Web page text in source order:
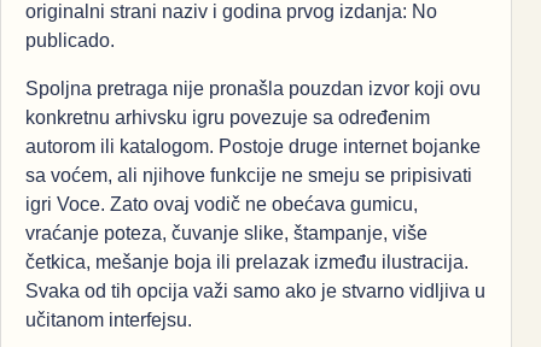
originalni strani naziv i godina prvog izdanja: No
publicado.
Spoljna pretraga nije pronašla pouzdan izvor koji ovu
konkretnu arhivsku igru povezuje sa određenim
autorom ili katalogom. Postoje druge internet bojanke
sa voćem, ali njihove funkcije ne smeju se pripisivati
igri Voce. Zato ovaj vodič ne obećava gumicu,
vraćanje poteza, čuvanje slike, štampanje, više
četkica, mešanje boja ili prelazak između ilustracija.
Svaka od tih opcija važi samo ako je stvarno vidljiva u
učitanom interfejsu.